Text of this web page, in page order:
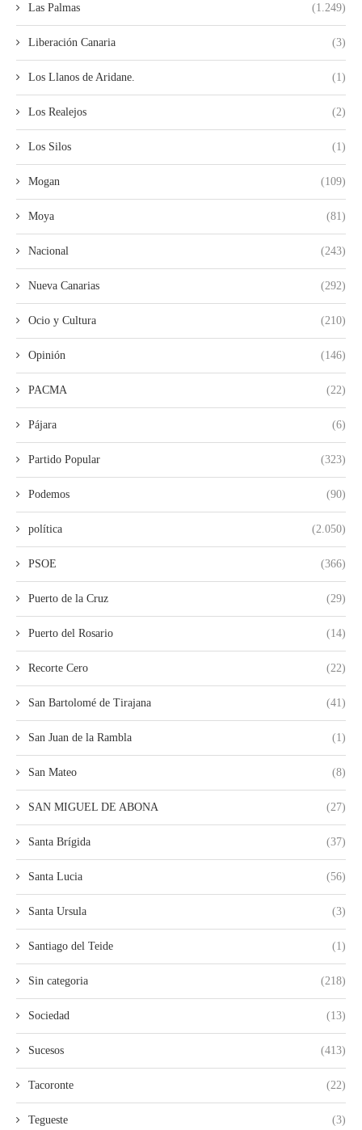
Las Palmas (1.249)
Liberación Canaria (3)
Los Llanos de Aridane. (1)
Los Realejos (2)
Los Silos (1)
Mogan (109)
Moya (81)
Nacional (243)
Nueva Canarias (292)
Ocio y Cultura (210)
Opinión (146)
PACMA (22)
Pájara (6)
Partido Popular (323)
Podemos (90)
política (2.050)
PSOE (366)
Puerto de la Cruz (29)
Puerto del Rosario (14)
Recorte Cero (22)
San Bartolomé de Tirajana (41)
San Juan de la Rambla (1)
San Mateo (8)
SAN MIGUEL DE ABONA (27)
Santa Brígida (37)
Santa Lucia (56)
Santa Ursula (3)
Santiago del Teide (1)
Sin categoria (218)
Sociedad (13)
Sucesos (413)
Tacoronte (22)
Tegueste (3)